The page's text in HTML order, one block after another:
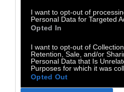
I want to opt-out of
Personal Data for Targeted
Opted In
I want to opt-out of
Retention, Sale, and/or
Personal Data that Is
Purposes for which it was
Opted Out
Στον σύγχρονο
τάξεις και οι κάστες
λέξεις αλλά και ως
φθίνει.Αλλά αντί για
έχουμε πολιτικά
γραφειοκρατία, και